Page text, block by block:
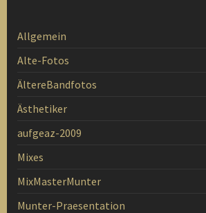
Allgemein
Alte-Fotos
ÄltereBandfotos
Ästhetiker
aufgeaz-2009
Mixes
MixMasterMunter
Munter-Praesentation